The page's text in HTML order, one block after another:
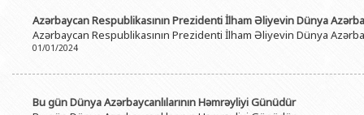
Azərbaycan Respublikasının Prezidenti İlham Əliyevin Dünya
Azərbaycan Respublikasının Prezidenti İlham Əliyevin Dünya
01/01/2024
Bu gün Dünya Azərbaycanlılarının Həmrəyliyi Günüdür